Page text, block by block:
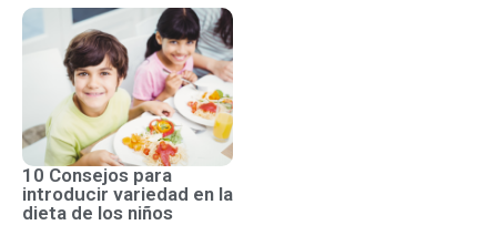
10 Consejos para
introducir variedad en la
dieta de los niños